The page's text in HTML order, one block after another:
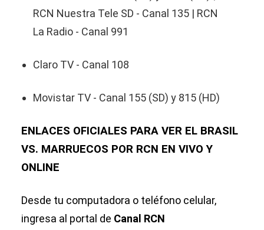
RCN Nuestra Tele SD - Canal 135 | RCN
La Radio - Canal 991
Claro TV - Canal 108
Movistar TV - Canal 155 (SD) y 815 (HD)
ENLACES OFICIALES PARA VER EL BRASIL
VS. MARRUECOS POR RCN EN VIVO Y
ONLINE
Desde tu computadora o teléfono celular,
ingresa al portal de Canal RCN